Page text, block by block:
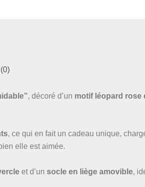
, décoré d’un motif léopard rose
, ce qui en fait un cadeau unique,
elle est aimée.
et d’un socle en liège amovible,